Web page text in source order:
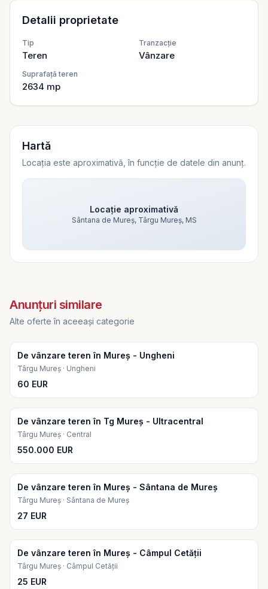
Detalii proprietate
Tip
Teren
Tranzacție
Vânzare
Suprafață teren
2634 mp
Hartă
Locația este aproximativă, în funcție de datele din anunț.
Locație aproximativă
Sântana de Mureș, Târgu Mureș, MS
Vezi harta
Anunțuri similare
Alte oferte în aceeași categorie
De vânzare teren în Mureș - Ungheni
Târgu Mureș · Ungheni
60 EUR
De vânzare teren în Tg Mureș - Ultracentral
Târgu Mureș · Central
550.000 EUR
De vânzare teren în Mureș - Sântana de Mureș
Târgu Mureș · Sântana de Mureș
27 EUR
De vânzare teren în Mureș - Câmpul Cetății
Târgu Mureș · Câmpul Cetății
25 EUR